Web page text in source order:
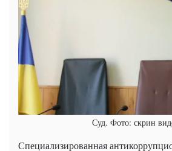
Суд. Фото: скрин
Специализированная